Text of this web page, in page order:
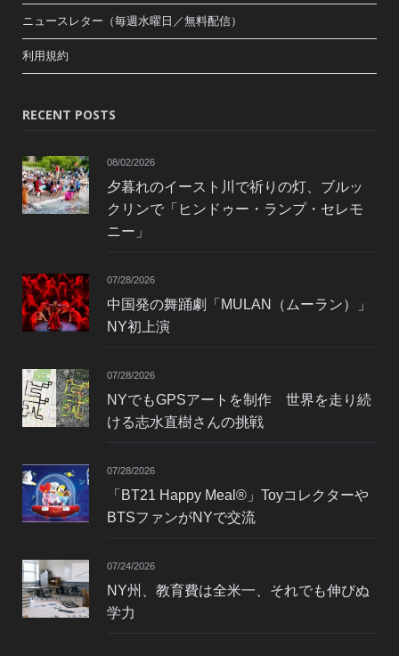
ニュースレター（毎週水曜日／無料配信）
利用規約
RECENT POSTS
08/02/2026
夕暮れのイースト川で祈りの灯、ブルッ
クリンで「ヒンドゥー・ランプ・セレモ
ニー」
07/28/2026
中国発の舞踊劇「MULAN（ムーラン）」
NY初上演
07/28/2026
NYでもGPSアートを制作 世界を走り続
ける志水直樹さんの挑戦
07/28/2026
「BT21 Happy Meal®」Toyコレクターや
BTSファンがNYで交流
07/24/2026
NY州、教育費は全米一、それでも伸びぬ
学力